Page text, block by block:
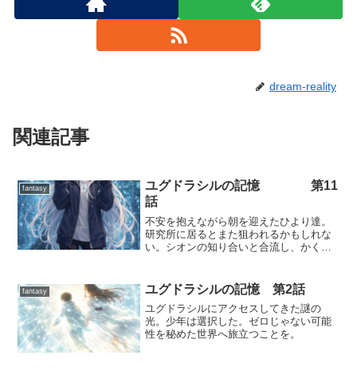
dream-reality
関連記事
fantasy
ユグドラシルの記憶 第11
話
不安を抱えながら朝を迎えたひより達。
研究所に居るとまた狙われるかもしれな
い。シオンの知り合いと合流し、かくま
fantasy ユグドラシルの記憶 第2話
ユグドラシルにアクセスしてきた謎の
光。少年は選択した。ゼロじゃない可能
性を秘めた世界へ旅立つことを。